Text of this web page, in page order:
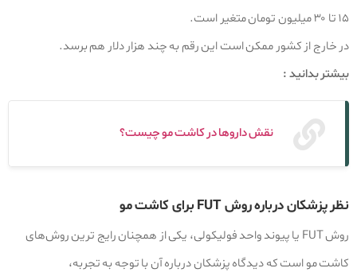
۱۵ تا ۳۰ میلیون تومان متغیر است.
در خارج از کشور ممکن است این رقم به چند هزار دلار هم برسد.
بیشتر بدانید :
نقش دارو‌ها در کاشت مو چیست؟
نظر پزشکان درباره روش FUT برای کاشت مو
روش FUT یا پیوند واحد فولیکولی، یکی از همچنان رایج‌ ترین روش‌های
کاشت مو است که دیدگاه پزشکان درباره آن با توجه به تجربه،